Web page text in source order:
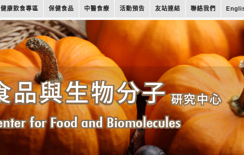
健康飲食專區 保健食品 中醫食療 活動預告 友站連結 聯絡我們